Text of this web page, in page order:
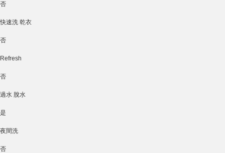
否
快速洗 乾衣
否
Refresh
否
過水 脫水
是
夜間洗
否